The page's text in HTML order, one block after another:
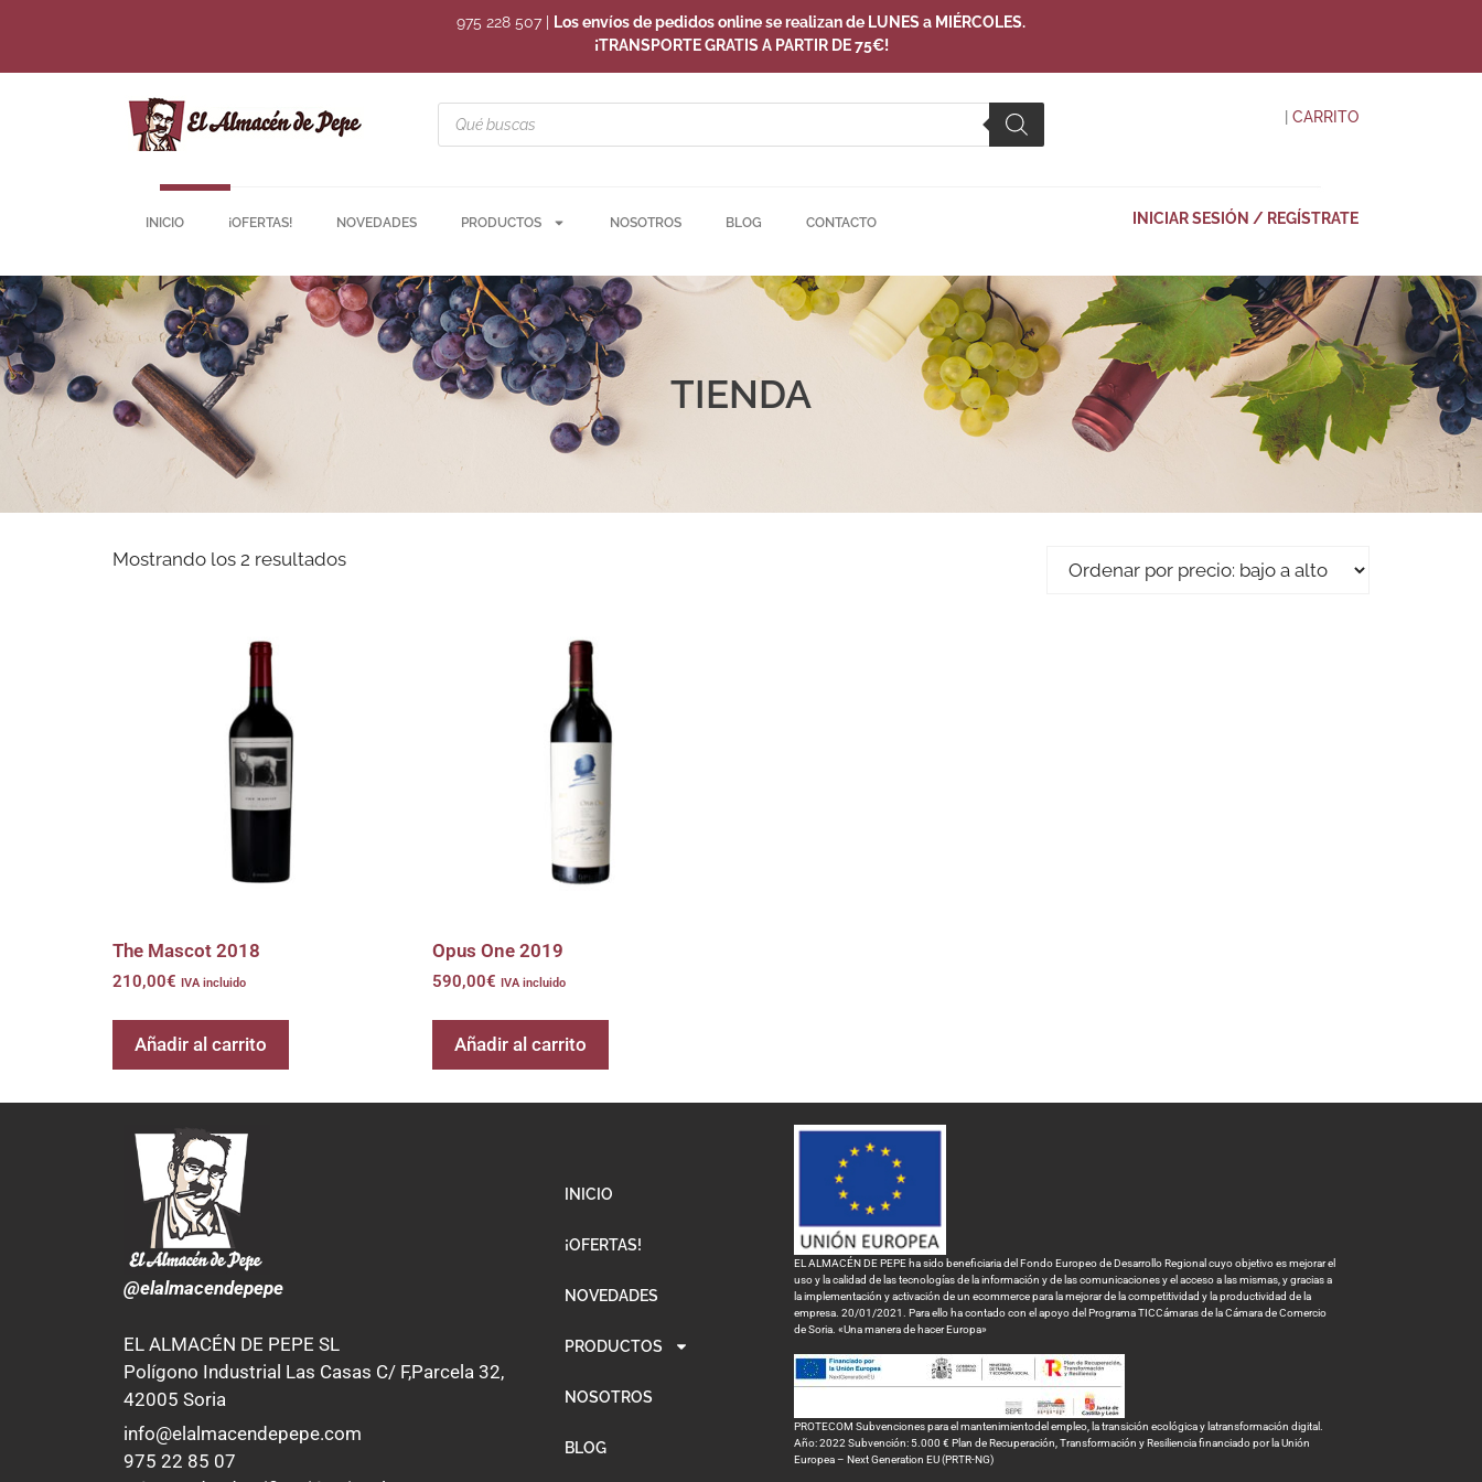
975 228 507
Los envíos de pedidos online se realizan de LUNES a MIÉRCOLES.
¡TRANSPORTE GRATIS A PARTIR DE 75€!
CARRITO
INICIO ¡OFERTAS! NOVEDADES PRODUCTOS NOSOTROS BLOG CONTACTO INICIAR SESIÓN / REGÍSTRATE
TIENDA
Mostrando los 2 resultados
The Mascot 2018
210,00€ IVA incluido
Añadir al carrito
Opus One 2019
590,00€ IVA incluido
Añadir al carrito
@elalmacendepepe
EL ALMACÉN DE PEPE SL
Polígono Industrial Las Casas C/ F,Parcela 32,
42005 Soria
info@elalmacendepepe.com
975 22 85 07
INICIO
¡OFERTAS!
NOVEDADES
PRODUCTOS
NOSOTROS
BLOG
EL ALMACÉN DE PEPE ha sido beneficiaria del Fondo Europeo de Desarrollo Regional cuyo objetivo es mejorar el
uso y la calidad de las tecnologías de la información y de las comunicaciones y el acceso a las mismas, y gracias a
la implementación y activación de un ecommerce para la mejorar de la competitividad y la productividad de la
empresa. 20/01/2021. Para ello ha contado con el apoyo del Programa TICCámaras de la Cámara de Comercio
de Soria. «Una manera de hacer Europa»
PROTECOM Subvenciones para el mantenimientodel empleo, la transición ecológica y latransformación digital.
Año: 2022 Subvención: 5.000 € Plan de Recuperación, Transformación y Resiliencia financiado por la Unión
Europea – Next Generation EU (PRTR-NG)